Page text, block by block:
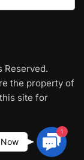
Reserved.
the property of
site for
1